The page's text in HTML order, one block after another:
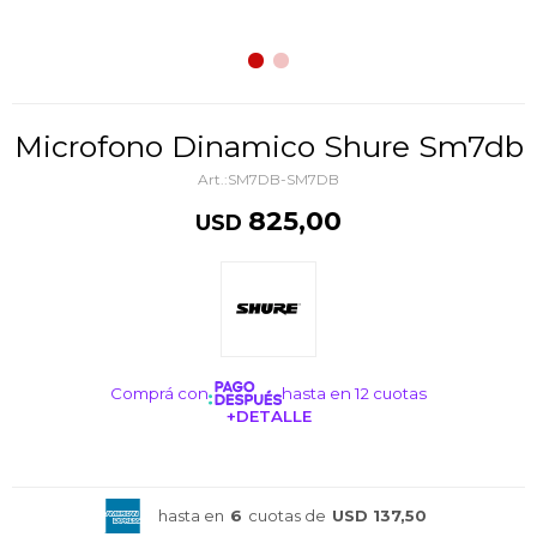
Microfono Dinamico Shure Sm7db
SM7DB-SM7DB
USD 825,00
Comprá con
hasta en 12 cuotas
+DETALLE
hasta en 6 cuotas de USD 137,50